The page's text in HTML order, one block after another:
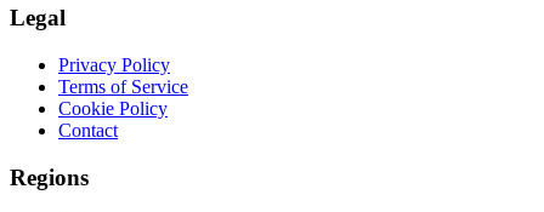
Legal
Privacy Policy
Terms of Service
Cookie Policy
Contact
Regions